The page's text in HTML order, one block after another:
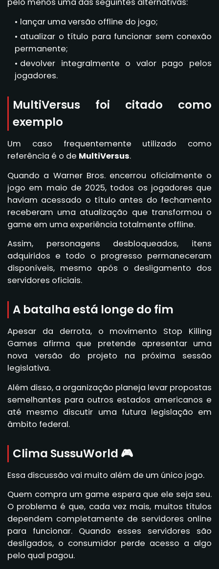
pelo menos uma das seguintes alternativas:
lançar uma versão offline do jogo;
atualizar o título para funcionar sem conexão
permanente;
devolver integralmente o valor pago pelos
jogadores.
MultiVersus foi citado como
exemplo
Um caso frequentemente utilizado como
referência é o de MultiVersus.
Quando a Warner Bros. encerrou oficialmente o
jogo em maio de 2025, todos os jogadores que
haviam acessado o título antes do fechamento
receberam uma atualização que transformou o
game em uma experiência totalmente offline.
Assim, personagens desbloqueados, itens
adquiridos e todo o progresso permaneceram
disponíveis, mesmo após o desligamento dos
servidores oficiais.
A batalha está longe do fim
Apesar da derrota, o movimento Stop Killing
Games afirma que pretende apresentar uma
nova versão do projeto na próxima sessão
legislativa.
Além disso, a organização planeja levar propostas
semelhantes para outros estados americanos e
até mesmo discutir uma futura legislação em
âmbito federal.
Clima SussuWorld 🎮
Essa discussão vai muito além de um único jogo.
Quem compra um game espera que ele seja seu.
O problema é que, cada vez mais, muitos títulos
dependem completamente de servidores online
para funcionar. Quando esses servidores são
desligados, o consumidor perde acesso a algo
pelo qual pagou.